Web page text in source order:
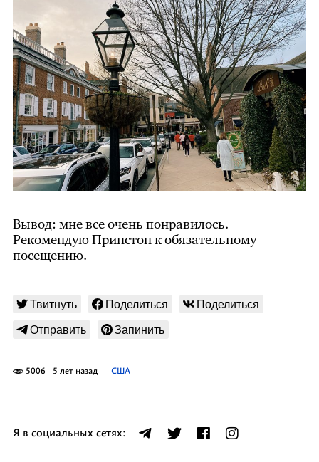
Вывод: мне все очень понравилось.
Рекомендую Принстон к обязательному
посещению.
Твитнуть Поделиться
Поделиться
Отправить
Запинить
5006 5 лет назад США
Я в социальных сетях: